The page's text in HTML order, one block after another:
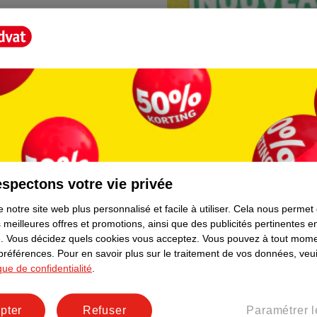
Plus besoin de rester
En magasin, vous
directement depuis votre
facile et prêt
votre vie privée
notre site web plus personnalisé et facile à utiliser. Cela nous permet
meilleures offres et promotions, ainsi que des publicités pertinentes
Vous décidez quels cookies vous acceptez. Vous pouvez à tout
Pour en savoir plus sur le traitement de vos données,
de confidentialité
Paramétrer
Refuser